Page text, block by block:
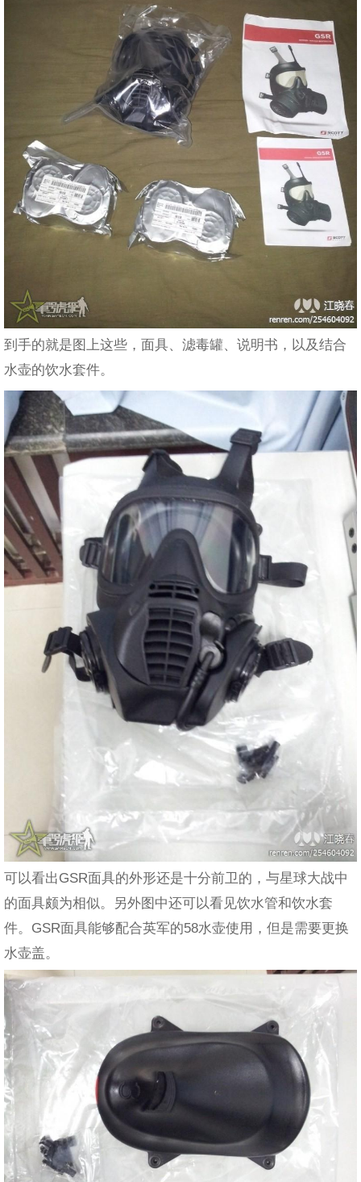
到手的就是图上这些，面具、滤毒罐、说明书，以及结合
水壶的饮水套件。
可以看出GSR面具的外形还是十分前卫的，与星球大战中
的面具颇为相似。另外图中还可以看见饮水管和饮水套
件。GSR面具能够配合英军的58水壶使用，但是需要更换
水壶盖。